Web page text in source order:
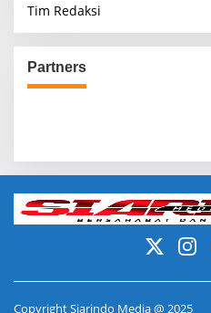
Tim Redaksi
Partners
Copyright Siarindo Media @ 2025